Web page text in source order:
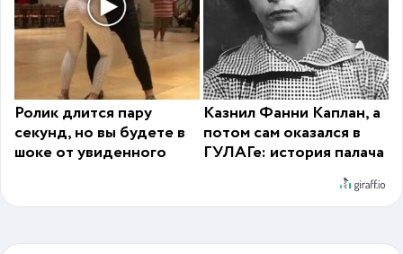
Ролик длится пару
секунд, но вы будете в
шоке от увиденного
Казнил Фанни Каплан, а
потом сам оказался в
ГУЛАГе: история палача